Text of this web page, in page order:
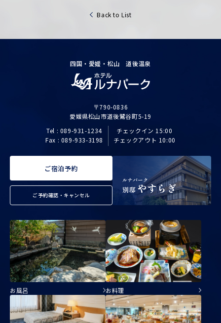
Back to List
四国・愛媛・松山 道後温泉
〒790-0836
愛媛県松山市道後鷺谷町5-19
Tel : 089-931-1234
Fax : 089-933-3198
チェックイン 15:00
チェックアウト 10:00
ご宿泊予約
ご予約確認・キャンセル
お風呂 お料理